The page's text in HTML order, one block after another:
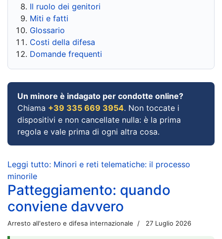
Il ruolo dei genitori
Miti e fatti
Glossario
Costi della difesa
Domande frequenti
Un minore è indagato per condotte online?
Chiama +39 335 669 3954. Non toccate i
dispositivi e non cancellate nulla: è la prima
regola e vale prima di ogni altra cosa.
Leggi tutto: Minori e reti telematiche: il processo
minorile
Patteggiamento: quando
conviene davvero
Arresto all'estero e difesa internazionale 27 Luglio 2026